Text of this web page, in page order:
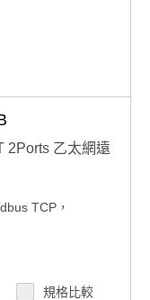
2Ports 乙太網遠
TCP，
規格比較